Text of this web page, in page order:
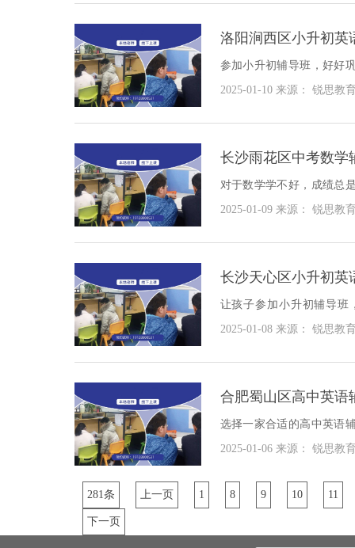
洛阳涧西区小升初英
参加小升初辅导班，好好
后，就不会有那么多的压
2025-01-10 来源： 锐思教
长沙雨花区中考数学
对于数学学不好，成绩总
数学辅导班，及时充电还
2025-01-09 来源： 锐思教
长沙天心区小升初英
让孩子参加小升初辅导班
后，就可以更好地适应学
2025-01-08 来源： 锐思教
合肥蜀山区高中英语
选择一家合适的高中英语
到一定的作用，具体我们
2025-01-06 来源： 锐思教
281条 上一页 1 8 9 10 11
下一页